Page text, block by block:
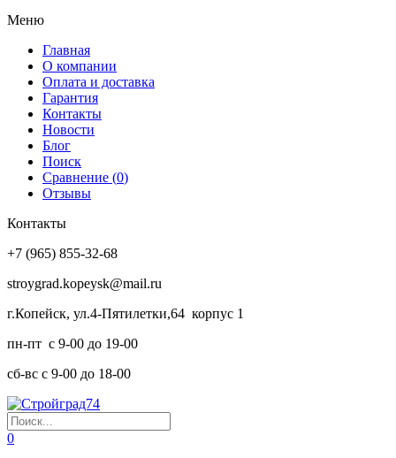
Меню
Главная
О компании
Оплата и доставка
Гарантия
Контакты
Новости
Блог
Поиск
Сравнение (0)
Отзывы
Контакты
+7 (965) 855-32-68
stroygrad.kopeysk@mail.ru
г.Копейск, ул.4-Пятилетки,64 корпус 1
пн-пт с 9-00 до 19-00
сб-вс с 9-00 до 18-00
0